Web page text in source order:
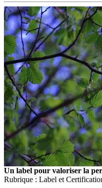
Un label pour valoriser la
Rubrique : Label et